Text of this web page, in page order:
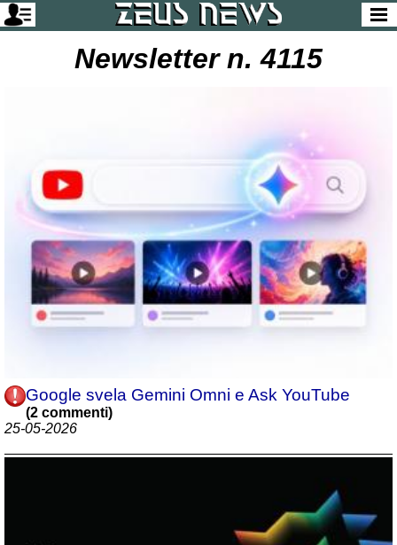
Newsletter n. 4115
Google svela Gemini Omni e Ask YouTube
(2 commenti)
25-05-2026